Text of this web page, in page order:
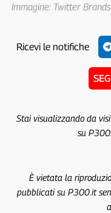
Immagine: Twitter
Ricevi le notifiche
Stai visualizzando da
su
È vietata la
pubblicati su P300.it